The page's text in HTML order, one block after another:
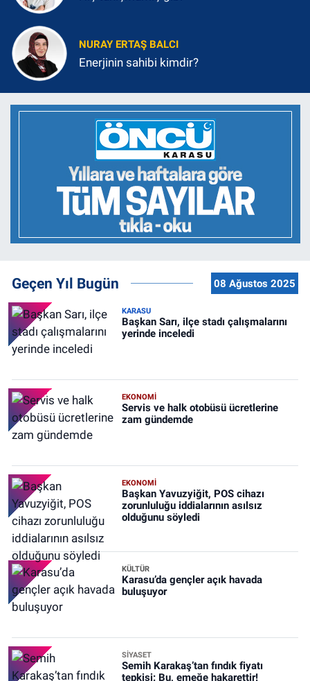
NURAY ERTAŞ BALCI
Enerjinin sahibi kimdir?
Geçen Yıl Bugün 08 Ağustos 2025
KARASU
Başkan Sarı, ilçe stadı çalışmalarını
yerinde inceledi
EKONOMİ
Servis ve halk otobüsü ücretlerine
zam gündemde
EKONOMİ
Başkan Yavuzyiğit, POS cihazı
zorunluluğu iddialarının asılsız
olduğunu söyledi
KÜLTÜR
Karasu’da gençler açık havada
buluşuyor
SİYASET
Semih Karakaş’tan fındık fiyatı
tepkisi: Bu, emeğe hakarettir!